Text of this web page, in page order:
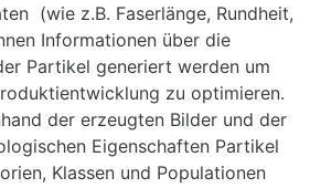
(wie z.B. Faserlänge, Rundheit,
Informationen über die
Partikel generiert werden um
zu optimieren.
der erzeugten Bilder und der
Eigenschaften Partikel
Klassen und Populationen